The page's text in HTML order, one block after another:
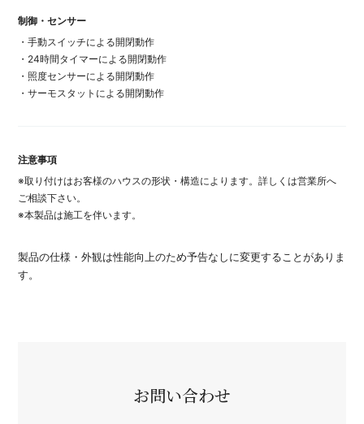
制御・センサー
・手動スイッチによる開閉動作
・24時間タイマーによる開閉動作
・照度センサーによる開閉動作
・サーモスタットによる開閉動作
注意事項
※取り付けはお客様のハウスの形状・構造によります。詳しくは営業所へ
ご相談下さい。
※本製品は施工を伴います。
製品の仕様・外観は性能向上のため予告なしに変更することがありま
す。
お問い合わせ